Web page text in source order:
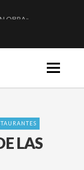
OBRA»
UN BAR.
LAS